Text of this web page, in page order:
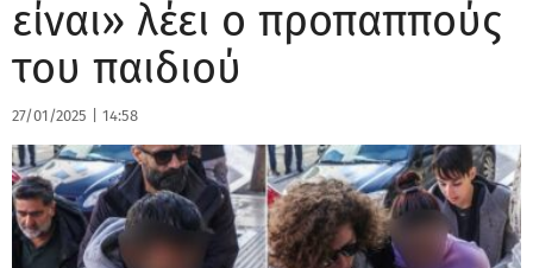
είναι» λέει ο προπαππούς
του παιδιού
27/01/2025 14:58